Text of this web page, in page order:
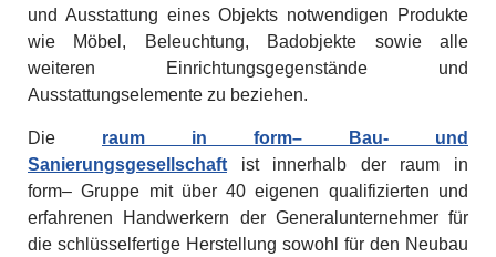
und Ausstattung eines Objekts notwendigen Produkte
wie Möbel, Beleuchtung, Badobjekte sowie alle
weiteren Einrichtungsgegenstände und
Ausstattungselemente zu beziehen.
Die raum in form– Bau- und
Sanierungsgesellschaft ist innerhalb der raum in
form– Gruppe mit über 40 eigenen qualifizierten und
erfahrenen Handwerkern der Generalunternehmer für
die schlüsselfertige Herstellung sowohl für den Neubau